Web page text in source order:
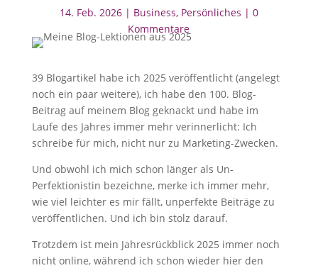
14. Feb. 2026| Business, Persönliches | 0
Kommentare
39 Blogartikel habe ich 2025 veröffentlicht (angelegt
noch ein paar weitere), ich habe den 100. Blog-
Beitrag auf meinem Blog geknackt und habe im
Laufe des Jahres immer mehr verinnerlicht: Ich
schreibe für mich, nicht nur zu Marketing-Zwecken.
Und obwohl ich mich schon länger als Un-
Perfektionistin bezeichne, merke ich immer mehr,
wie viel leichter es mir fällt, unperfekte Beiträge zu
veröffentlichen. Und ich bin stolz darauf.
Trotzdem ist mein Jahresrückblick 2025 immer noch
nicht online, während ich schon wieder hier den